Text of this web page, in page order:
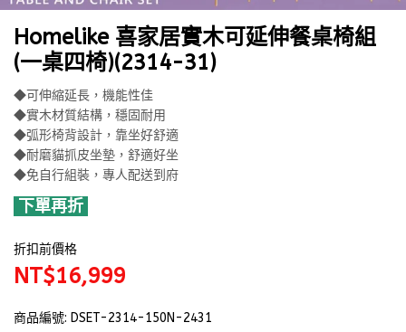
Homelike 喜家居實木可延伸餐桌椅組
(一桌四椅)(2314-31)
◆可伸縮延長，機能性佳
◆實木材質結構，穩固耐用
◆弧形椅背設計，靠坐好舒適
◆耐磨貓抓皮坐墊，舒適好坐
◆免自行組裝，專人配送到府
下單再折
折扣前價格
NT$16,999
商品編號: DSET-2314-150N-2431